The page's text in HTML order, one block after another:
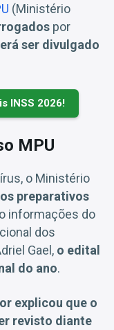
(Ministério
por
ser divulgado
INSS 2026!
MPU
o Ministério
preparativos
informações do
dos
Gael, o edital
do ano.
explicou que o
revisto diante